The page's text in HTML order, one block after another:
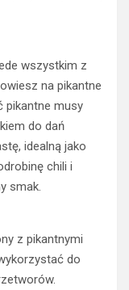
wszystkim z
na pikantne
pikantne musy
do dań
idealną jako
chili i
smak.
z pikantnymi
do